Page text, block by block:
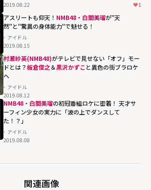
2019.08.22
1
アスリートも仰天！ NMB48・白間美瑠が"天
然"と"驚異の身体能力"で魅せる！
アイドル
2019.08.15
村瀬紗英(NMB48)がテレビで見せない「オフ」モー
ドとは？板倉俊之＆黒沢かずこと異色の街ブラロケ
へ
アイドル
2019.08.12
NMB48・白間美瑠の初冠番組ロケに密着！ 天才サ
ーフィン少女の実力に「波の上でダンスして
た！？」
アイドル
2019.08.08
関連画像